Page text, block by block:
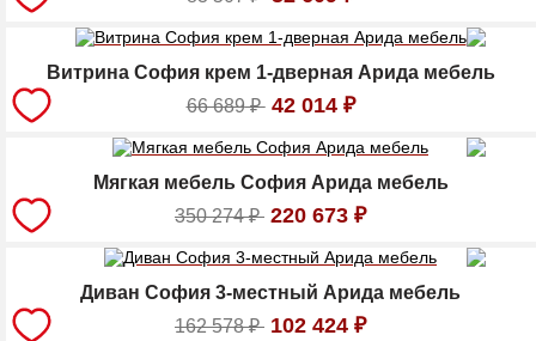
Витрина София крем 1-дверная Арида мебель
66 689₽ 42 014 ₽
Мягкая мебель София Арида мебель
350 274₽ 220 673 ₽
Диван София 3-местный Арида мебель
162 578₽ 102 424 ₽